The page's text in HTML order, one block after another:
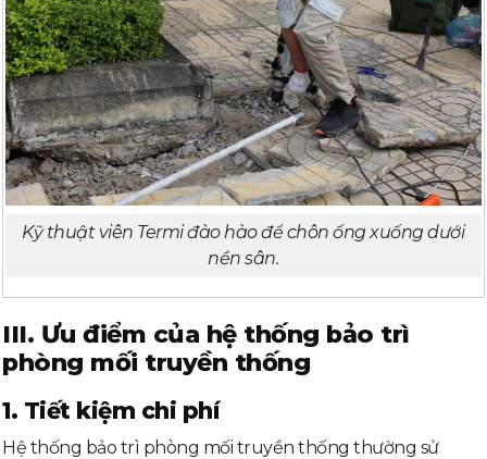
Kỹ thuật viên Termi đào hào để chôn ống xuống dưới
nền sân.
III. Ưu điểm của hệ thống bảo trì
phòng mối truyền thống
1. Tiết kiệm chi phí
Hệ thống bảo trì phòng mối truyền thống thường sử